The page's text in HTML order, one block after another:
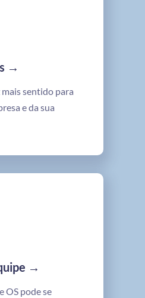
→
sentido para
e da sua
→
OS pode se